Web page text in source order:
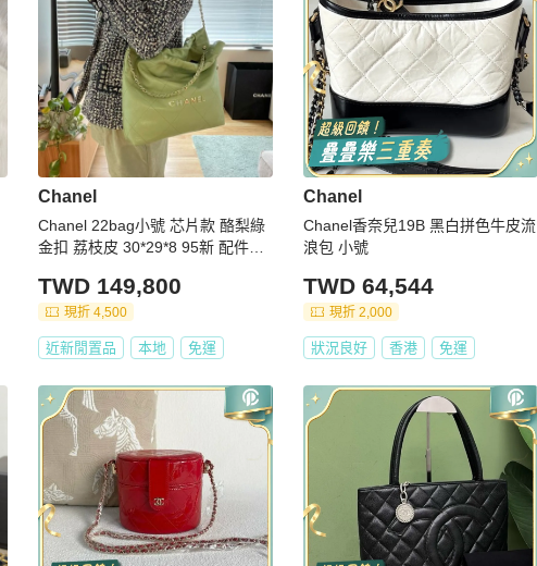
Chanel
Chanel 22bag小號 芯片款 酪梨綠
金扣 荔枝皮 30*29*8 95新 配件子
TWD 149,800
現折 4,500
近新閒置品 本地 免運
Chanel
Chanel香奈兒19B 黑白拼色牛皮流
浪包 小號
TWD 64,544
現折 2,000
狀況良好 香港 免運